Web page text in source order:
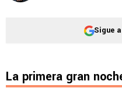
Sigue
La primera gran